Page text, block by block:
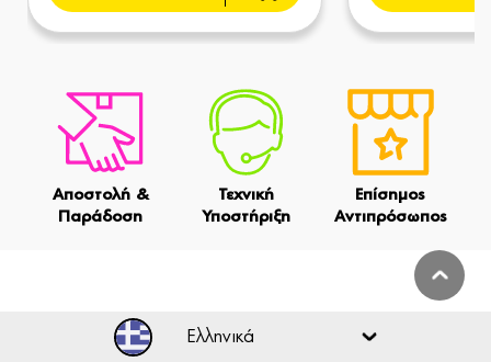
Αποστολή &
Παράδοση
Τεχνική
Υποστήριξη
Επίσημος
Αντιπρόσωπος
Ελληνικά